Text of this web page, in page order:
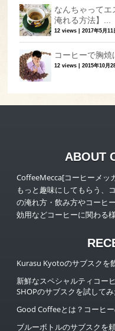
なんちゃって
淹れる方法】...
12 views |2017年5月11
コーヒーで胸
12 views |2015年10月
ABOUT
CoffeeMecca[コーヒーメッ
もっと趣味にしてもらう、
の淹れ方・飲み方やコーヒ
効用などコーヒーに関わる
Kurasu Kyotoのサブスクを
新鮮なスペシャルティコー
SHOPのサブスクを試して
Good Coffeeとは？コーヒ
ブルーボトルのサブスクを